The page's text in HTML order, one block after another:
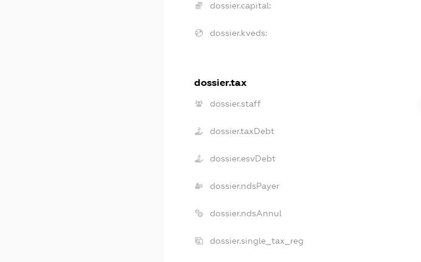
dossier.capital:
dossier.kveds:
dossier.tax
dossier.staff
dossier.taxDebt
dossier.esvDebt
dossier.ndsPayer
dossier.ndsAnnul
dossier.single_tax_reg